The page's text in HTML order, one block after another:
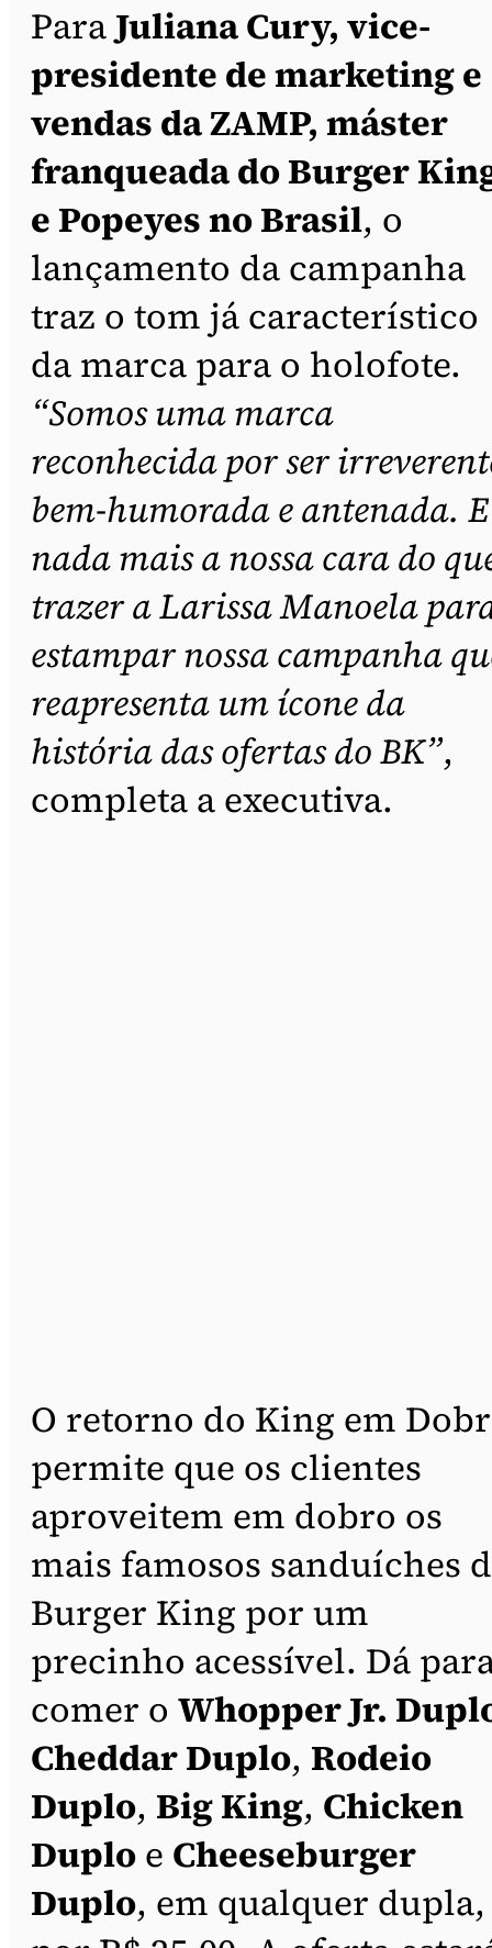
ParaJuliana Cury, vice-
presidente de marketing e
vendas da ZAMP, máster
franqueada do Burger
e Popeyes no Brasil, o
lançamento da campanha
traz o tom já característico
da marca para o holofote.
“Somos uma marca
reconhecida por ser
bem-humorada e antenada. E
nada mais a nossa cara do
trazer a Larissa Manoela
estampar nossa campanha
reapresenta um ícone da
história das ofertas do BK”,
completa a executiva.
O retorno do King em
permite que os clientes
aproveitem em dobro os
mais famosos sanduíches
Burger King por um
precinho acessível. Dá
comer o Whopper Jr.
Cheddar Duplo, Rodeio
Duplo, Big King, Chicken
Duplo e Cheeseburger
Duplo, em qualquer dupla,